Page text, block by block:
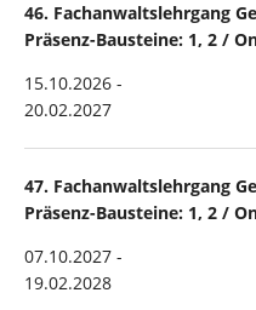
46. Fachanwaltslehrgang
Präsenz-Bausteine: 1, 2 /
15.10.2026 -
20.02.2027
47. Fachanwaltslehrgang
Präsenz-Bausteine: 1, 2 /
07.10.2027 -
19.02.2028